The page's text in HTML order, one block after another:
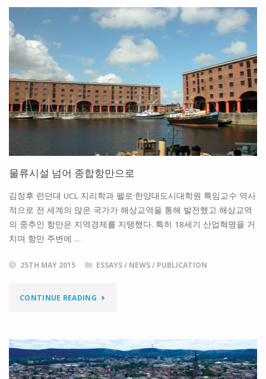
여"
와
의
사
공
헌
(CITIES
AND
물류시설 넘어 종합항만으로
김정후 런던대 UCL 지리학과 펠로·한양대도시대학원 특임교수 역사
적으로 전 세계의 많은 국가가 해상교역을 통해 발전했고 해상교역
의 중추인 항만은 지역경제를 지탱했다. 특히 18세기 산업혁명을 거
치며 항만 주변에 …
25TH MAY 2015 ESSAYS/ NEWS/ PUBLICATION
CONTINUE READING"물
시
설